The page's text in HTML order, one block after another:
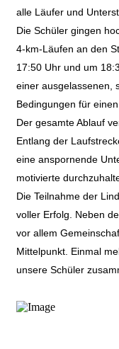
alle Läufer und
Die Schüler gingen
4‑km‑Läufen an den
17:50 Uhr und um
einer ausgelassenen,
Bedingungen für
Der gesamte Ablauf
Entlang der
eine anspornende
motivierte
Die Teilnahme der
voller Erfolg. Neben
vor allem
Mittelpunkt. Einmal
unsere Schüler